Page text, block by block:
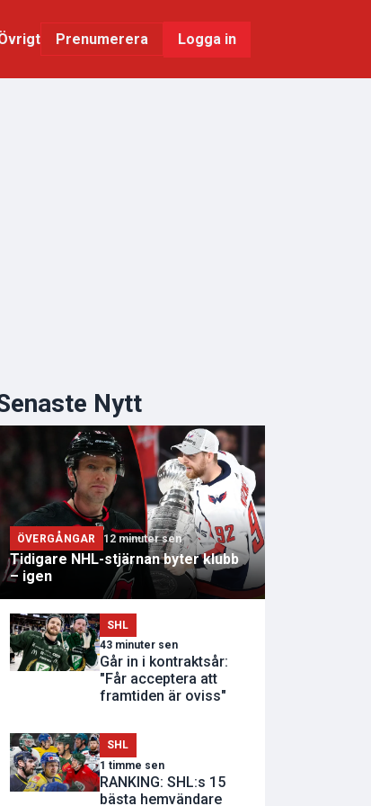
Prenumerera Logga in
Nytt
ÖVERGÅNGAR 12 minuter sen
Tidigare NHL-stjärnan byter klubb
– igen
SHL
43 minuter sen
Går in i kontraktsår:
"Får acceptera att
framtiden är oviss"
SHL
1 timme sen
RANKING: SHL:s 15
bästa hemvändare